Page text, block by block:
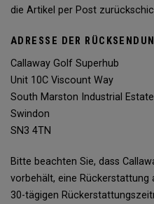
die Artikel per Post
ADRESSE DER
Callaway Golf Superhub
Unit 10C Viscount Way
South Marston Industrial Estate
Swindon
SN3 4TN
Bitte beachten Sie, dass
vorbehält, eine Rückerstattung
30-tägigen